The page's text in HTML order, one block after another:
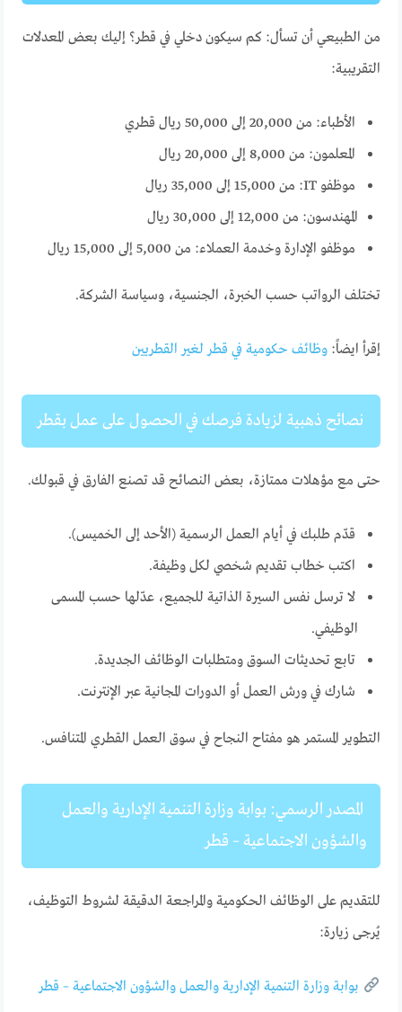
من الطبيعي أن تسأل: كم سيكون دخلي في قطر؟ إليك بعض المعدلات
التقريبية:
الأطباء: من 20,000 إلى 50,000 ريال قطري
المعلمون: من 8,000 إلى 20,000 ريال
موظفو IT: من 15,000 إلى 35,000 ريال
المهندسون: من 12,000 إلى 30,000 ريال
موظفو الإدارة وخدمة العملاء: من 5,000 إلى 15,000 ريال
تختلف الرواتب حسب الخبرة، الجنسية، وسياسة الشركة.
إقرأ ايضاً:وظائف حكومية في قطر لغير القطريين
نصائح ذهبية لزيادة فرصك في الحصول على عمل بقطر
حتى مع مؤهلات ممتازة، بعض النصائح قد تصنع الفارق في قبولك.
قدّم طلبك في أيام العمل الرسمية (الأحد إلى الخميس).
اكتب خطاب تقديم شخصي لكل وظيفة.
لا ترسل نفس السيرة الذاتية للجميع، عدّلها حسب المسمى
الوظيفي.
تابع تحديثات السوق ومتطلبات الوظائف الجديدة.
شارك في ورش العمل أو الدورات المجانية عبر الإنترنت.
التطوير المستمر هو مفتاح النجاح في سوق العمل القطري المتنافس.
المصدر الرسمي: بوابة وزارة التنمية الإدارية والعمل
والشؤون الاجتماعية – قطر
للتقديم على الوظائف الحكومية والمراجعة الدقيقة لشروط التوظيف،
يُرجى زيارة:
بوابة وزارة التنمية الإدارية والعمل والشؤون الاجتماعية – قطر